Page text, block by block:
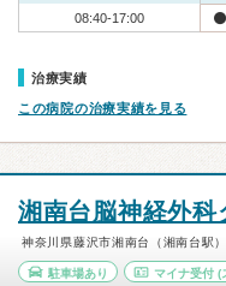
08:40-17:00
治療実績
この病院の治療実績を見る
湘南台脳神経外科
神奈川県藤沢市湘南台（湘南台駅）
駐車場あり マイナ受付(